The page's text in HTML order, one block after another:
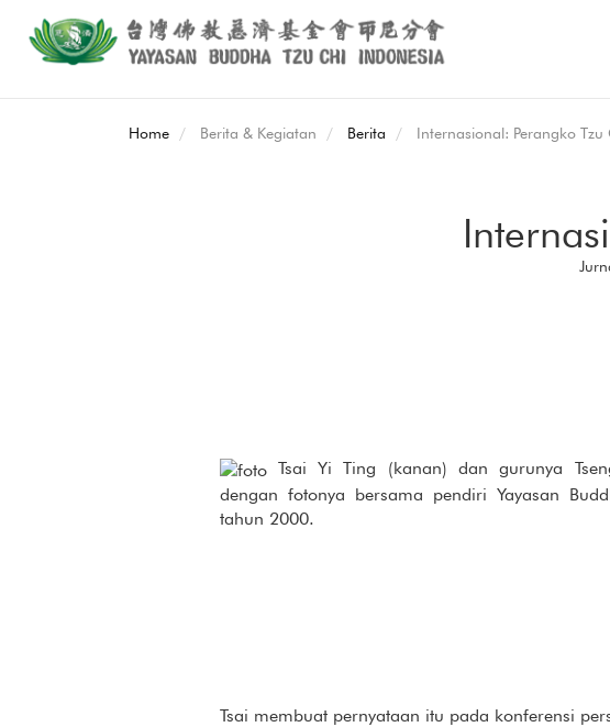
Home Berita & Kegiatan Berita Internasional: Perangko Tzu
Tsai Yi Ting (kanan) dan gurunya
dengan fotonya bersama pendiri Yayasan
tahun 2000.
Tsai membuat pernyataan itu pada konferensi